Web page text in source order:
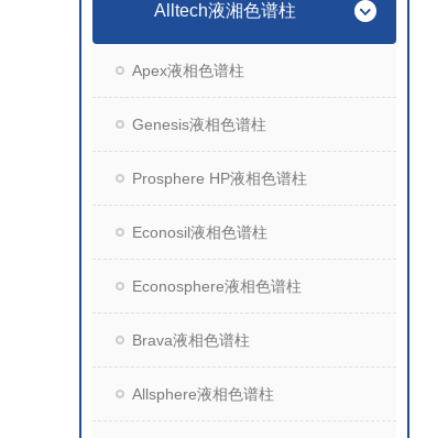
Alltech液湘色谱柱
Apex液相色谱柱
Genesis液相色谱柱
Prosphere HP液相色谱柱
Econosil液相色谱柱
Econosphere液相色谱柱
Brava液相色谱柱
Allsphere液相色谱柱